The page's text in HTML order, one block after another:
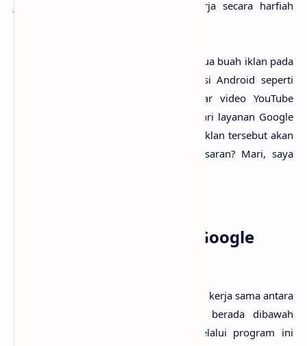
jangan mengartikan kata tanpa bekerja secara harfiah
Pernahkah kamu melihat sebuah atau dua buah iklan pada
website tertentu? Atau iklan di aplikasi Android seperti
game? Atau mungkin ketika memutar video YouTube
keluar iklan? Semua itu adalah iklan dari layanan Google
Adsense, dan mereka yang memasang iklan tersebut akan
diberikan fee/penghasilan, mulai penasaran? Mari, saya
1. Sebenarnya Apa itu Google
Google Adsense adalah sebuah program kerja sama antara
pengiklan dan penayang iklan yang berada dibawah
naungan perusahaan Google, Inc. Melalui program ini